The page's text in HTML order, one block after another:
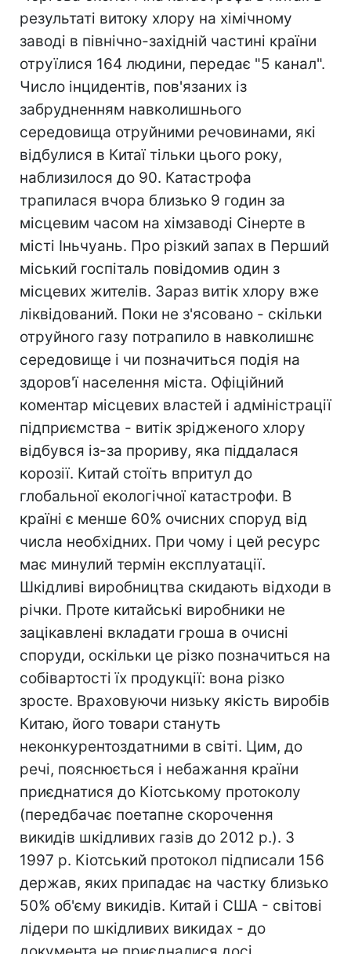
результаті витоку хлору на хімічному
заводі в північно-західній частині країни
отруїлися 164 людини, передає "5 канал".
Число інцидентів, пов'язаних із
забрудненням навколишнього
середовища отруйними речовинами, які
відбулися в Китаї тільки цього року,
наблизилося до 90. Катастрофа
трапилася вчора близько 9 годин за
місцевим часом на хімзаводі Сінерте в
місті Іньчуань. Про різкий запах в Перший
міський госпіталь повідомив один з
місцевих жителів. Зараз витік хлору вже
ліквідований. Поки не з'ясовано - скільки
отруйного газу потрапило в навколишнє
середовище і чи позначиться подія на
здоров'ї населення міста. Офіційний
коментар місцевих властей і адміністрації
підприємства - витік зрідженого хлору
відбувся із-за прориву, яка піддалася
корозії. Китай стоїть впритул до
глобальної екологічної катастрофи. В
країні є менше 60% очисних споруд від
числа необхідних. При чому і цей ресурс
має минулий термін експлуатації.
Шкідливі виробництва скидають відходи в
річки. Проте китайські виробники не
зацікавлені вкладати гроша в очисні
споруди, оскільки це різко позначиться на
собівартості їх продукції: вона різко
зросте. Враховуючи низьку якість виробів
Китаю, його товари стануть
неконкурентоздатними в світі. Цим, до
речі, пояснюється і небажання країни
приєднатися до Кіотському протоколу
(передбачає поетапне скорочення
викидів шкідливих газів до 2012 р.). З
1997 р. Кіотський протокол підписали 156
держав, яких припадає на частку близько
50% об'єму викидів. Китай і США - світові
лідери по шкідливих викидах - до